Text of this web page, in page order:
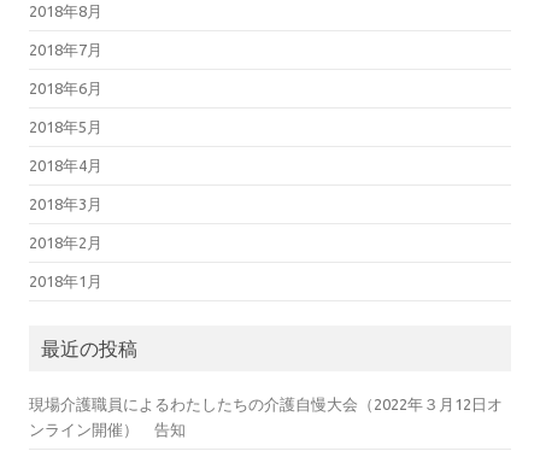
2018年8月
2018年7月
2018年6月
2018年5月
2018年4月
2018年3月
2018年2月
2018年1月
最近の投稿
現場介護職員によるわたしたちの介護自慢大会（2022年３月12日オ
ンライン開催） 告知